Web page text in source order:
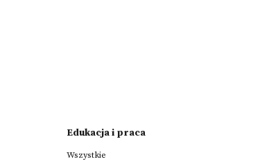
Edukacja i praca
Wszystkie